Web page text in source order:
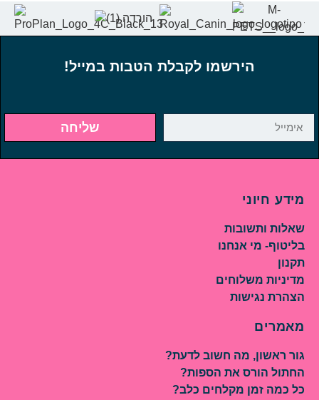
הירשמו לקבלת הטבות במייל!
שליחה
מידע חיוני
שאלות ותשובות
בליטוף- מי אנחנו
תקנון
מדיניות משלוחים
הצהרת נגישות
מאמרים
גור ראשון, מה חשוב לדעת?
החתול הורס את הספות?
כל כמה זמן מקלחים כלב?